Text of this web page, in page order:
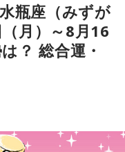
れども、あの本も捨
すべて。そのために
本でございます」
の、なんか、あのラ
あるんですけど、あ
が結構多かったん
れば、ずいぶんとこ
瓶座（みずが
月）～8月16
？ 総合運・